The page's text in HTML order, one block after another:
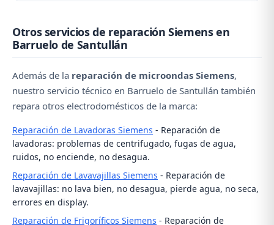
deteriorada debido a acumulación de grasa. No es
grave pero debe repararse. No lo use hasta que un
692 637.
Otros servicios de reparación Siemens en
Barruelo de Santullán
Además de la reparación de microondas Siemens,
nuestro servicio técnico en Barruelo de Santullán también
repara otros electrodomésticos de la marca:
Reparación de Lavadoras Siemens - Reparación de
lavadoras: problemas de centrifugado, fugas de agua,
ruidos, no enciende, no desagua.
Reparación de Lavavajillas Siemens - Reparación de
lavavajillas: no lava bien, no desagua, pierde agua, no seca,
errores en display.
Reparación de Frigoríficos Siemens - Reparación de